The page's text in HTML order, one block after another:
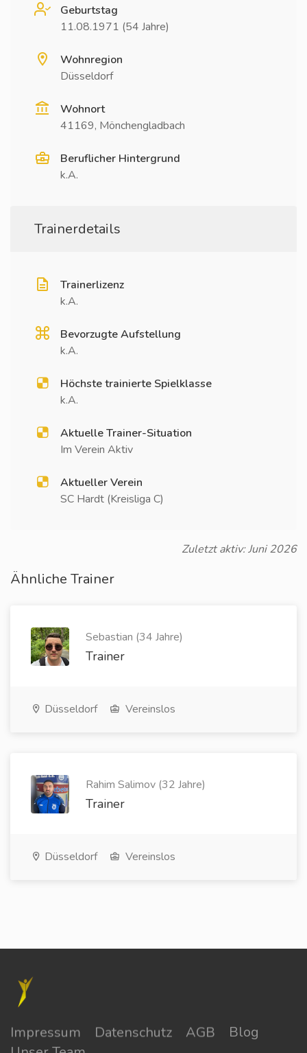
Geburtstag
11.08.1971 (54 Jahre)
Wohnregion
Düsseldorf
Wohnort
41169, Mönchengladbach
Beruflicher Hintergrund
k.A.
Trainerdetails
Trainerlizenz
k.A.
Bevorzugte Aufstellung
k.A.
Höchste trainierte Spielklasse
k.A.
Aktuelle Trainer-Situation
Im Verein Aktiv
Aktueller Verein
SC Hardt (Kreisliga C)
Zuletzt aktiv: Juni 2026
Ähnliche Trainer
Sebastian (34 Jahre)
Trainer
Düsseldorf Vereinslos
Rahim Salimov (32 Jahre)
Trainer
Düsseldorf Vereinslos
Impressum Datenschutz AGB
Blog